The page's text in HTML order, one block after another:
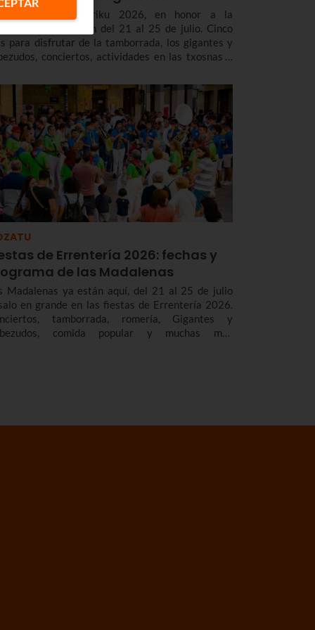
fiestas de Mutriku 2026, en honor a la
te esperan del 21 al 25 de julio. Cinco
para disfrutar de la tamborrada, los gigantes y
conciertos, actividades en las txosnas y
de Mutriku 2026.
de Errentería 2026: fechas y
de las Madalenas
Madalenas ya están aquí, del 21 al 25 de julio
en grande en las fiestas de Errentería 2026.
tamborrada, romería, Gigantes y
comida popular y muchas más